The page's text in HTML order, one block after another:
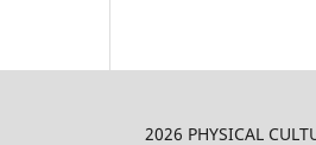
2026 PHYSICAL